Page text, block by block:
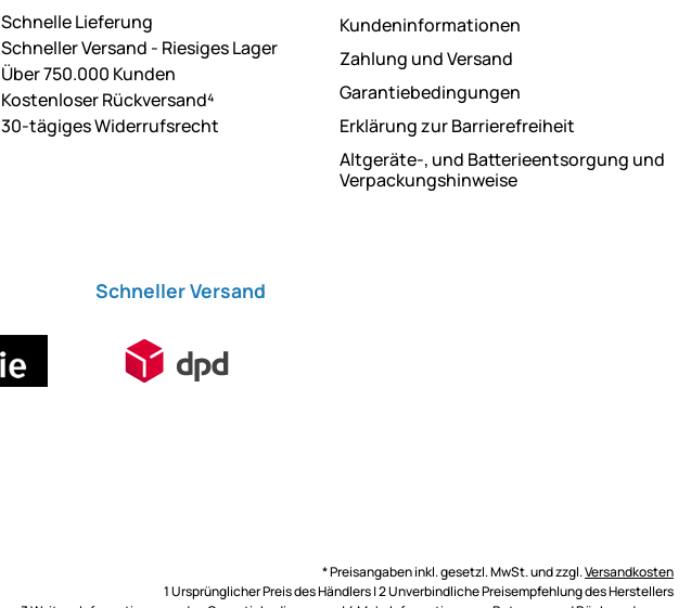
Schnelle Lieferung
Schneller Versand - Riesiges Lager
Über 750.000 Kunden
Kostenloser Rückversand⁴
30-tägiges Widerrufsrecht
Kundeninformationen
Zahlung und Versand
Garantiebedingungen
Erklärung zur Barrierefreiheit
Altgeräte-, und Batterieentsorgung und
Verpackungshinweise
Schneller Versand
* Preisangaben inkl. gesetzl. MwSt. und zzgl.Versandkosten
1 Ursprünglicher Preis des Händlers | 2 Unverbindliche Preisempfehlung des Herstellers